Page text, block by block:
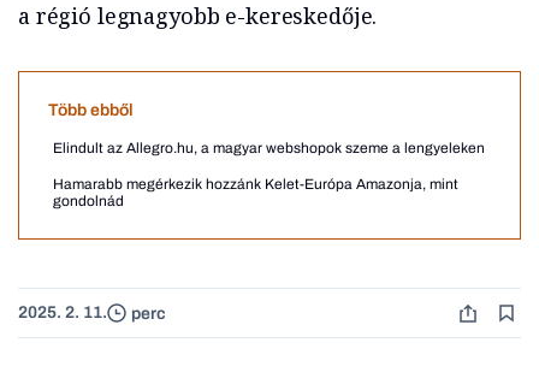
a régió legnagyobb e-kereskedője.
Több ebből
Elindult az Allegro.hu, a magyar webshopok szeme a lengyeleken
Hamarabb megérkezik hozzánk Kelet-Európa Amazonja, mint
gondolnád
2025. 2. 11. perc